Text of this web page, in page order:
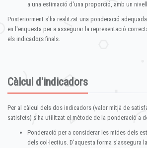
a una estimació d'una proporció, amb un
Posteriorment s'ha realitzat una ponderació
en l'enquesta per a assegurar la representació
els indicadors finals.
Càlcul d'indicadors
Per al càlcul dels dos indicadors (valor mitjà de
satisfets) s'ha utilitzat el mètode de la ponderació a
Ponderació per a considerar les mides dels
dels col·lectius. D'aquesta forma s'assegura